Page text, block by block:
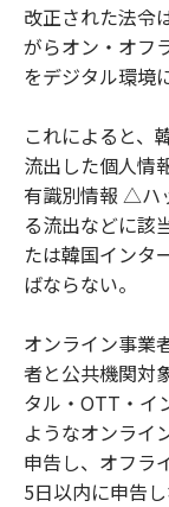
改正された法令
がらオン・オフ
をデジタル環境
これによると、
流出した個人
有識別情報 △ハ
る流出などに該
たは韓国インタ
ばならない。
オンライン事業
者と公共機関対
タル・OTT・イ
ようなオンライ
申告し、オフラ
5日以内に申告